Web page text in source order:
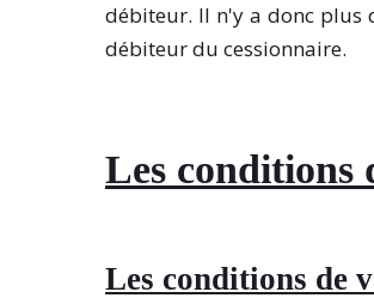
débiteur. Il n'y a donc plus
débiteur du cessionnaire.
Les conditions
Les conditions de